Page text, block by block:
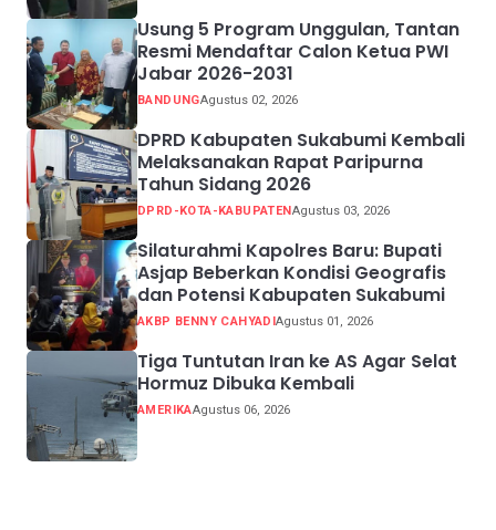
Usung 5 Program Unggulan, Tantan
Resmi Mendaftar Calon Ketua PWI
Jabar 2026-2031
BANDUNGAgustus 02, 2026
DPRD Kabupaten Sukabumi Kembali
Melaksanakan Rapat Paripurna
Tahun Sidang 2026
DPRD-KOTA-KABUPATENAgustus 03, 2026
Silaturahmi Kapolres Baru: Bupati
Asjap Beberkan Kondisi Geografis
dan Potensi Kabupaten Sukabumi
AKBP BENNY CAHYADIAgustus 01, 2026
Tiga Tuntutan Iran ke AS Agar Selat
Hormuz Dibuka Kembali
AMERIKAAgustus 06, 2026